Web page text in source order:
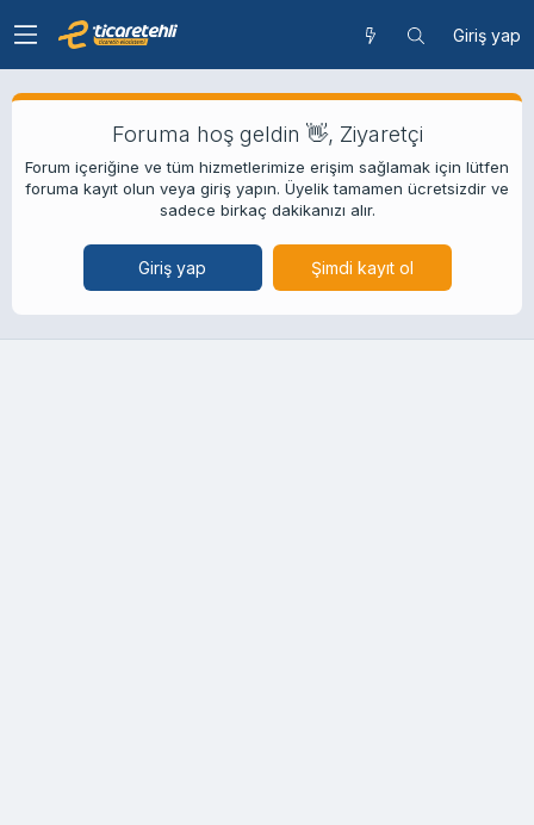
Giriş yap
Foruma hoş geldin 👋, Ziyaretçi
Forum içeriğine ve tüm hizmetlerimize erişim sağlamak için lütfen
foruma kayıt olun veya giriş yapın. Üyelik tamamen ücretsizdir ve
sadece birkaç dakikanızı alır.
Giriş yap Şimdi kayıt ol